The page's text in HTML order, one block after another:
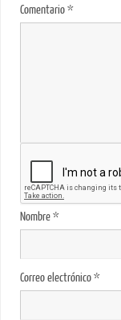
Comentario*
Nombre*
Correo electrónico*